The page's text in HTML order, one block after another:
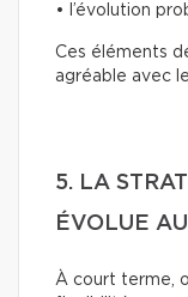
• l’évolution
Ces éléments
agréable avec
5. LA
ÉVOLUE
À court terme,